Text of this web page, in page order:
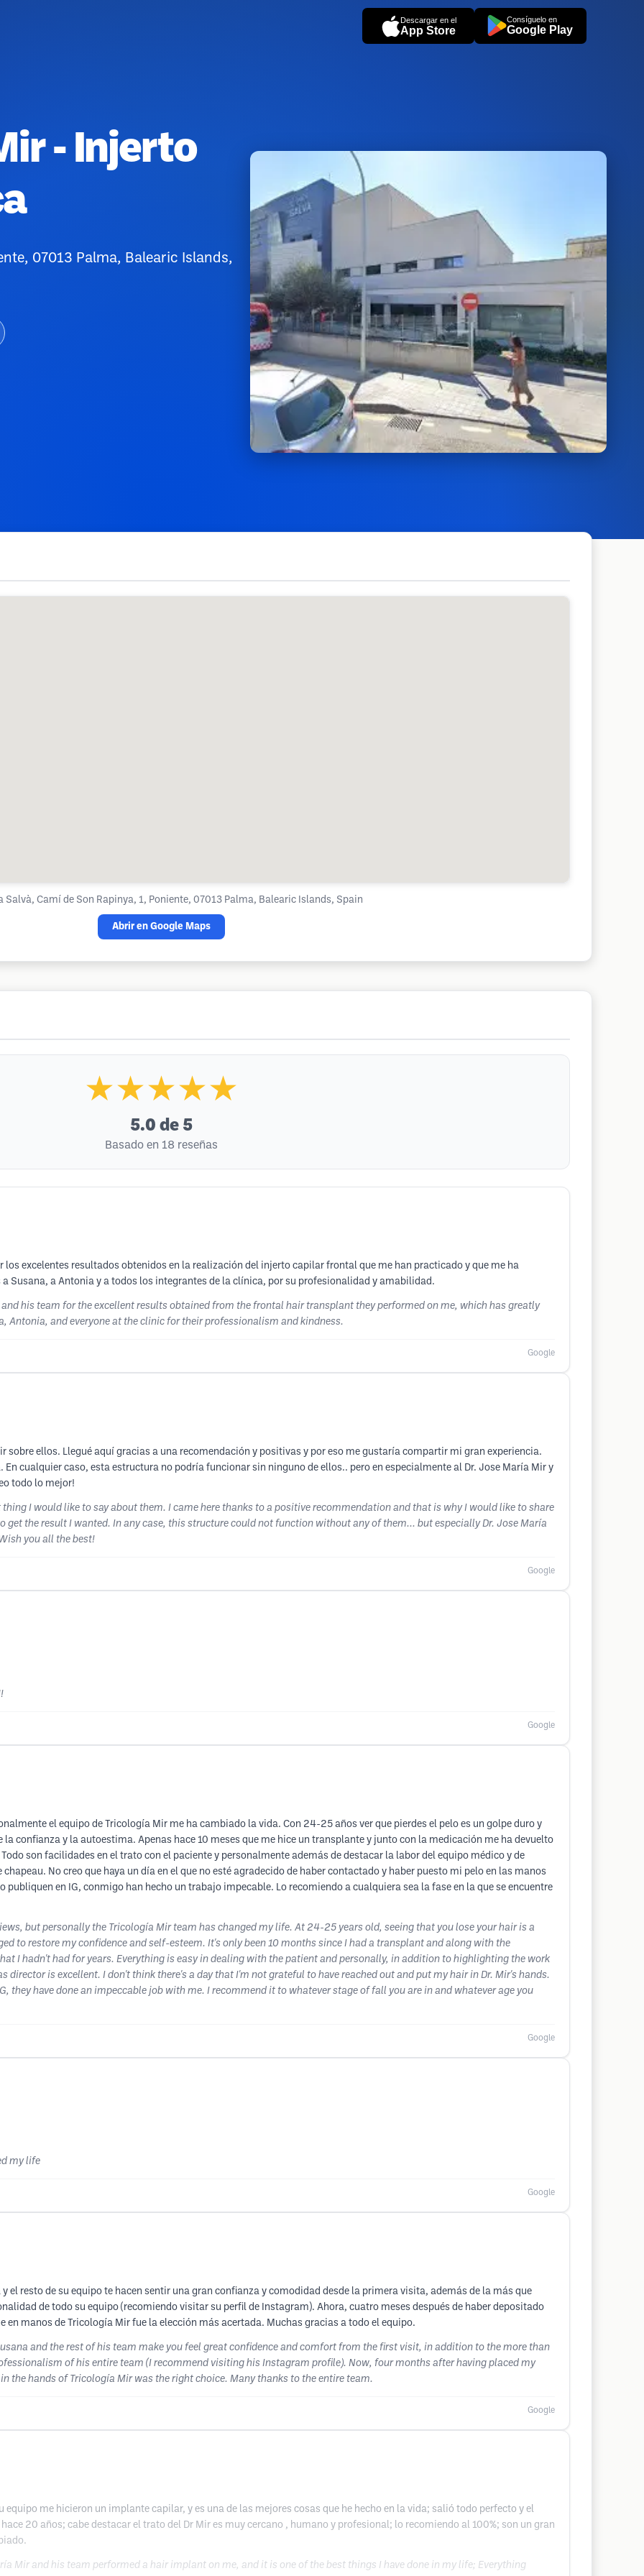
Descargar en el
App Store
Consíguelo en
Google Play
- Injerto
07013 Palma, Balearic Islands,
Salvà, Camí de Son Rapinya, 1, Poniente, 07013 Palma, Balearic Islands, Spain
Abrir en Google Maps
★★★★★
5.0 de 5
Basado en 18 reseñas
los excelentes resultados obtenidos en la realización del injerto capilar frontal que me han practicado y que me ha
Susana, a Antonia y a todos los integrantes de la clínica, por su profesionalidad y amabilidad.
his team for the excellent results obtained from the frontal hair transplant they performed on me, which has greatly
Antonia, and everyone at the clinic for their professionalism and kindness.
Google
sobre ellos. Llegué aquí gracias a una recomendación y positivas y por eso me gustaría compartir mi gran experiencia.
cualquier caso, esta estructura no podría funcionar sin ninguno de ellos.. pero en especialmente al Dr. Jose María Mir y
todo lo mejor!
I would like to say about them. I came here thanks to a positive recommendation and that is why I would like to share
get the result I wanted. In any case, this structure could not function without any of them... but especially Dr. Jose María
you all the best!
Google
Google
el equipo de Tricología Mir me ha cambiado la vida. Con 24-25 años ver que pierdes el pelo es un golpe duro y
confianza y la autoestima. Apenas hace 10 meses que me hice un transplante y junto con la medicación me ha devuelto
son facilidades en el trato con el paciente y personalmente además de destacar la labor del equipo médico y de
No creo que haya un día en el que no esté agradecido de haber contactado y haber puesto mi pelo en las manos
publiquen en IG, conmigo han hecho un trabajo impecable. Lo recomiendo a cualquiera sea la fase en la que se encuentre
but personally the Tricología Mir team has changed my life. At 24-25 years old, seeing that you lose your hair is a
to restore my confidence and self-esteem. It's only been 10 months since I had a transplant and along with the
I hadn't had for years. Everything is easy in dealing with the patient and personally, in addition to highlighting the work
director is excellent. I don't think there's a day that I'm not grateful to have reached out and put my hair in Dr. Mir's hands.
they have done an impeccable job with me. I recommend it to whatever stage of fall you are in and whatever age you
Google
my life
Google
el resto de su equipo te hacen sentir una gran confianza y comodidad desde la primera visita, además de la más que
de todo su equipo (recomiendo visitar su perfil de Instagram). Ahora, cuatro meses después de haber depositado
en manos de Tricología Mir fue la elección más acertada. Muchas gracias a todo el equipo.
and the rest of his team make you feel great confidence and comfort from the first visit, in addition to the more than
of his entire team (I recommend visiting his Instagram profile). Now, four months after having placed my
the hands of Tricología Mir was the right choice. Many thanks to the entire team.
Google
equipo me hicieron un implante capilar, y es una de las mejores cosas que he hecho en la vida; salió todo perfecto y el
20 años; cabe destacar el trato del Dr Mir es muy cercano , humano y profesional; lo recomiendo al 100%; son un gran
Mir and his team performed a hair implant on me, and it is one of the best things I have done in my life; Everything